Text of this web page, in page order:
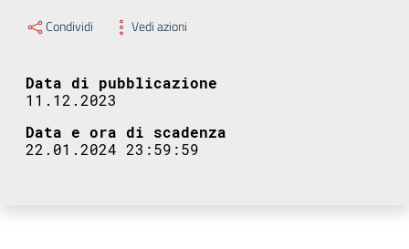
Condividi Vedi azioni
Data di pubblicazione
11.12.2023
Data e ora di scadenza
22.01.2024 23:59:59